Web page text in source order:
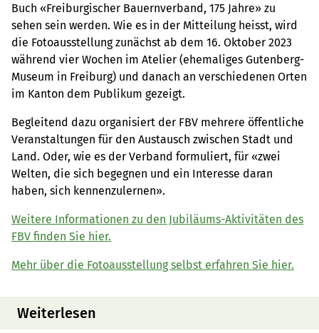
Buch «Freiburgischer Bauernverband, 175 Jahre» zu
sehen sein werden. Wie es in der Mitteilung heisst, wird
die Fotoausstellung zunächst ab dem 16. Oktober 2023
während vier Wochen im Atelier (ehemaliges Gutenberg-
Museum in Freiburg) und danach an verschiedenen Orten
im Kanton dem Publikum gezeigt.
Begleitend dazu organisiert der FBV mehrere öffentliche
Veranstaltungen für den Austausch zwischen Stadt und
Land. Oder, wie es der Verband formuliert, für «zwei
Welten, die sich begegnen und ein Interesse daran
haben, sich kennenzulernen».
Weitere Informationen zu den Jubiläums-Aktivitäten des
FBV finden Sie hier.
Mehr über die Fotoausstellung selbst erfahren Sie hier.
Weiterlesen